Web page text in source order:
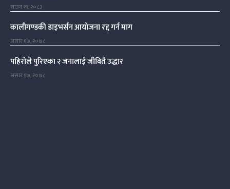
साउन १९, २०८३
कालीगण्डकी डाइभर्सन आयोजना रद्द गर्न माग
असार १७, २०७८
पहिरोले पुरिएका २ जनालाई जीवितै उद्धार
असार १७, २०७८